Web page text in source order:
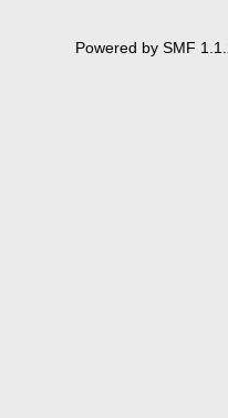
Powered by SMF